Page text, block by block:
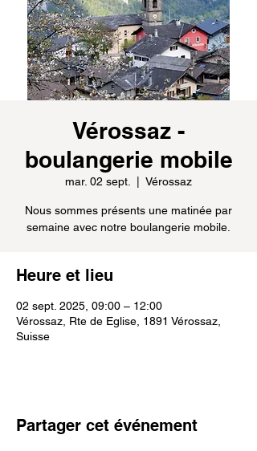
Vérossaz -
boulangerie mobile
mar. 02 sept. Vérossaz
Nous sommes présents une matinée par
semaine avec notre boulangerie mobile.
Heure et lieu
02 sept. 2025, 09:00 – 12:00
Vérossaz, Rte de Eglise, 1891 Vérossaz,
Suisse
Partager cet événement